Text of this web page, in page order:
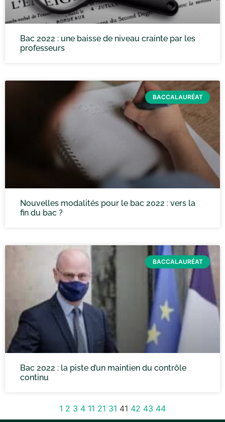
Bac 2022 : une baisse de niveau crainte par les
professeurs
BACCALAURÉAT
Nouvelles modalités pour le bac 2022 : vers la
fin du bac ?
BACCALAURÉAT
Bac 2022 : la piste d’un maintien du contrôle
continu
1 2 3 4 11 21 31 41 42 43 44